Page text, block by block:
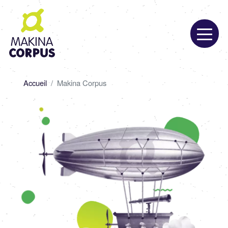
Aller
contenu
principal
d'Ariane
Accueil Makina Corpus
Image